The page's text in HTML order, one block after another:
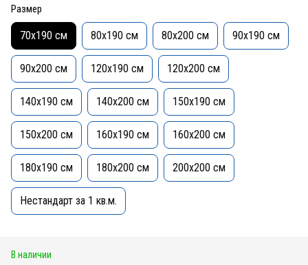
Размер
70x190 см 80x190 см 80x200 см 90x190 см
90x200 см 120x190 см 120x200 см
140x190 см 140x200 см 150x190 см
150x200 см 160x190 см 160x200 см
180x190 см 180x200 см 200x200 см
Нестандарт за 1 кв.м.
В наличии